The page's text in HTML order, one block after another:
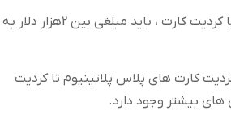
برای افتتاح حساب بانکی با کردیت کارت ، باید مبلغی بین 2هزار دلار به
کارت های پلاس پلاتینیوم تا کردیت
های بیشتر وجود دارد.